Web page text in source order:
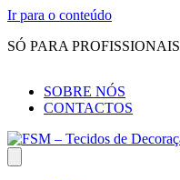
Ir para o conteúdo
SÓ PARA PROFISSIONAIS
SOBRE NÓS
CONTACTOS